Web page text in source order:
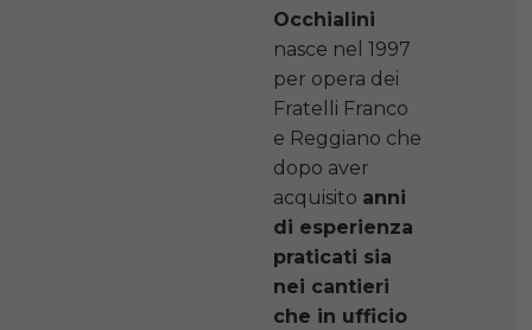
Occhialini
nasce nel 1997
per opera dei
Fratelli Franco
e Reggiano che
dopo aver
acquisito anni
di esperienza
praticati sia
nei cantieri
che in ufficio